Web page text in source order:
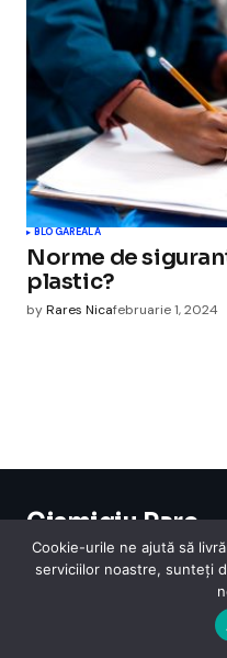
BLOGAREALA
Norme de
plastic?
byRares Nicafebruarie 1, 2024
Cismigiu Parc
© 2024 CismigiuParc. All Rights
Internet Legislatie Medical Moda
Cookie-urile ne ajută să
serviciilor noastre, sunteți